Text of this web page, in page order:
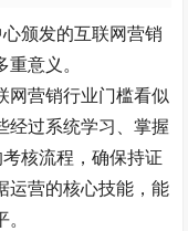
颁发的互联网营销
意义。
营销行业门槛看似
经过系统学习、掌握
核流程，确保持证
运营的核心技能，能